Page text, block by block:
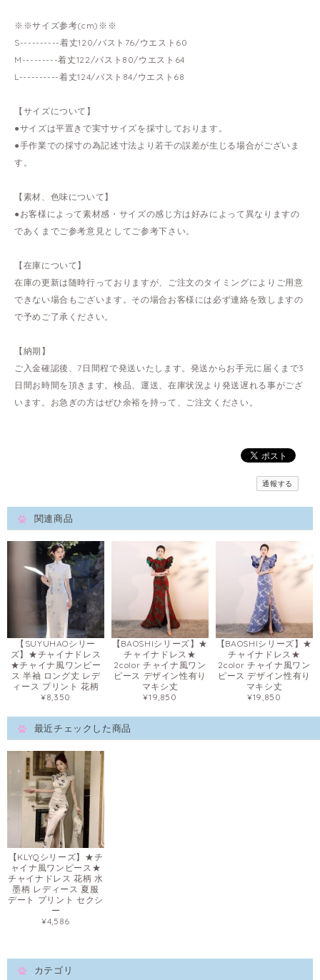
※※サイズ参考(cm)※※
S----------着丈120/バスト76/ウエスト60
M---------着丈122/バスト80/ウエスト64
L----------着丈124/バスト84/ウエスト68
【サイズについて】
●サイズは平置きで実寸サイズを採寸しております。
●手作業での採寸の為記述寸法より若干の誤差が生じる場合がございま
す。
【素材、色味について】
●お客様によって素材感・サイズの感じ方は好みによって異なりますの
であくまでご参考意見としてご参考下さい。
【在庫について】
在庫の更新は随時行っておりますが、ご注文のタイミングによりご用意
できない場合もございます。その場合お客様には必ず連絡を致しますの
で予めご了承ください。
【納期】
ご入金確認後、7日間程で発送いたします。発送からお手元に届くまで3
日間お時間を頂きます。検品、運送、在庫状況より発送遅れる事がござ
います。お急ぎの方はぜひ余裕を持って、ご注文ください。
通報する
関連商品
【SUYUHAOシリー
ズ】★チャイナドレス
★チャイナ風ワンピー
ス 半袖 ロング丈 レデ
ィース プリント 花柄
¥8,350
【BAOSHIシリーズ】★
チャイナドレス★
2color チャイナ風ワン
ピース デザイン性有り
マキシ丈
¥19,850
【BAOSHIシリーズ】★
チャイナドレス★
2color チャイナ風ワン
ピース デザイン性有り
マキシ丈
¥19,850
最近チェックした商品
【KLYQシリーズ】★チ
ャイナ風ワンピース★
チャイナドレス 花柄 水
墨柄 レディース 夏服
デート プリント セクシ
ー
¥4,586
カテゴリ